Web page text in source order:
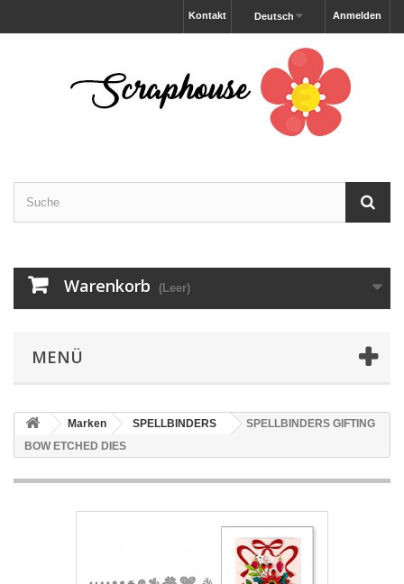
Anmelden
Deutsch
Kontakt
Warenkorb (Leer)
MENÜ
Marken SPELLBINDERS
SPELLBINDERS GIFTING
BOW ETCHED DIES